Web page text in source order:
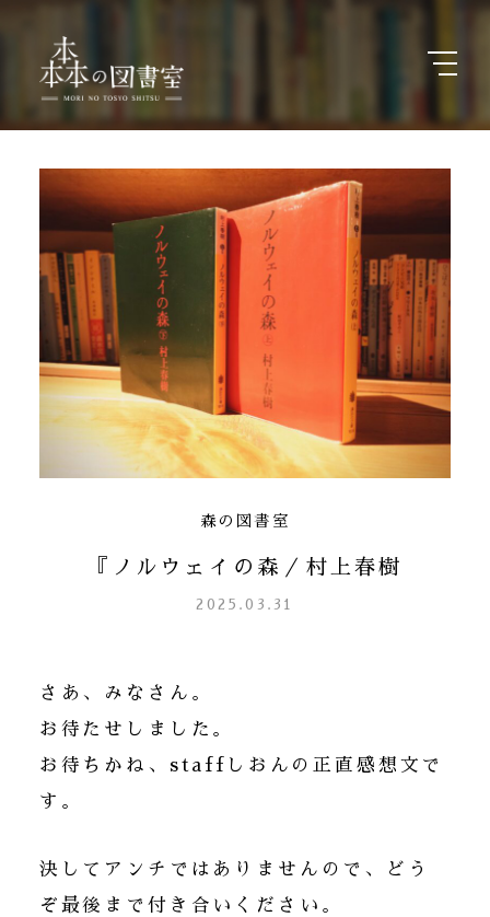
森の図書室
『ノルウェイの森／村上春樹
2025.03.31
さあ、みなさん。
お待たせしました。
お待ちかね、staffしおんの正直感想文で
す。
決してアンチではありませんので、どう
ぞ最後まで付き合いください。